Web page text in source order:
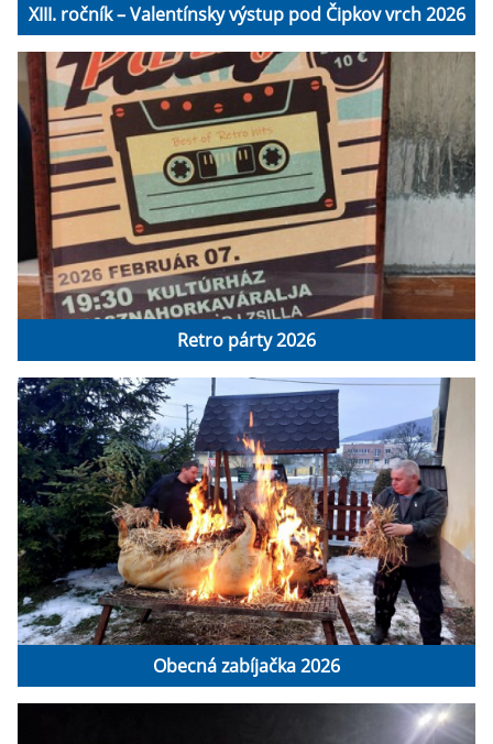
XIII. ročník – Valentínsky výstup pod Čipkov vrch 2026
Retro párty 2026
Obecná zabíjačka 2026